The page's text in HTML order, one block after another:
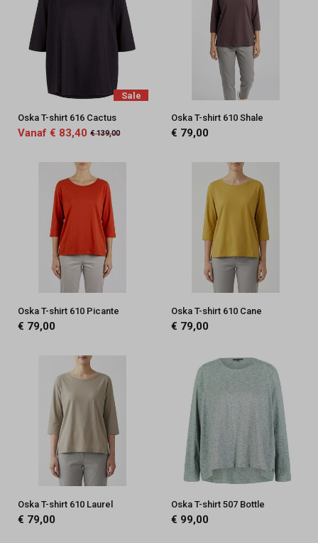
Sale
Oska T-shirt 616 Cactus
Vanaf € 83,40 € 139,00
Oska T-shirt 610 Shale
€ 79,00
Oska T-shirt 610 Picante
€ 79,00
Oska T-shirt 610 Cane
€ 79,00
Oska T-shirt 610 Laurel
€ 79,00
Oska T-shirt 507 Bottle
€ 99,00